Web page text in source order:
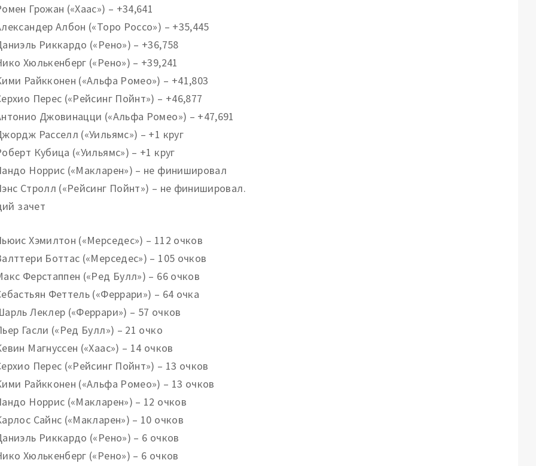
Грожан («Хаас») – +34,641
Албон («Торо Россо») – +35,445
Риккардо («Рено») – +36,758
Хюлькенберг («Рено») – +39,241
Райкконен («Альфа Ромео») – +41,803
Перес («Рейсинг Пойнт») – +46,877
Джовинацци («Альфа Ромео») – +47,691
Расселл («Уильямс») – +1 круг
Кубица («Уильямс») – +1 круг
Норрис («Макларен») – не финишировал
Стролл («Рейсинг Пойнт») – не финишировал.
зачет
Хэмилтон («Мерседес») – 112 очков
Боттас («Мерседес») – 105 очков
Ферстаппен («Ред Булл») – 66 очков
Феттель («Феррари») – 64 очка
Леклер («Феррари») – 57 очков
Гасли («Ред Булл») – 21 очко
Магнуссен («Хаас») – 14 очков
Перес («Рейсинг Пойнт») – 13 очков
Райкконен («Альфа Ромео») – 13 очков
Норрис («Макларен») – 12 очков
Сайнс («Макларен») – 10 очков
Риккардо («Рено») – 6 очков
Хюлькенберг («Рено») – 6 очков